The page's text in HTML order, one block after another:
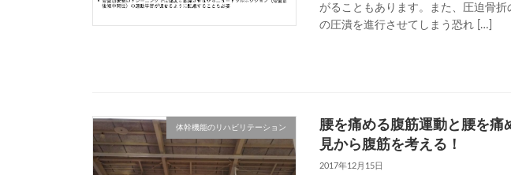
がることもあります。また、圧迫骨
の圧潰を進行させてしまう恐れ […]
体幹機能のリハビリテーション
腰を痛める腹筋運動と腰を痛
見から腹筋を考える！
2017年12月15日